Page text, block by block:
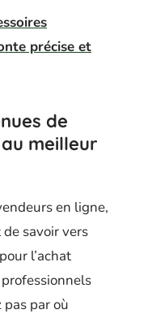
précise et
de
meilleur
en ligne,
savoir vers
l’achat
par où